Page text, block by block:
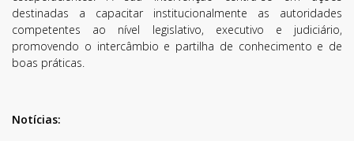
destinadas a capacitar institucionalmente as autoridades
competentes ao nível legislativo, executivo e judiciário,
promovendo o intercâmbio e partilha de conhecimento e de
boas práticas.
Notícias: